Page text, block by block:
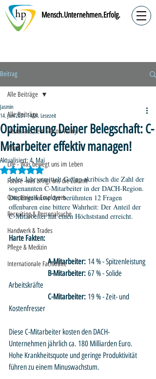
Mensch.Unternehmen.Erfolg.
Beitrag
Alle Beiträge
Neues aus dem Silicon Valley
Work
Life - Was bewegt uns im Leben
Future -was bringt uns die Zukunft
Companies & Employees
Recruiting & Personalsuche
Handwerk & Trades
Pflege & Medizin
Internationale Fachkräfte
Alle Beiträge
Optimierung Deiner Belegschaft: C-
Mitarbeiter effektiv managen!
Jasmin
14. Juni 2024 1 Min. Lesezeit
Aktualisiert:4. Mai
Mit NaN von 5 Sternen bewertet.
Jedes Jahr ermittelt Gallup akribisch die Zahl der
sogenannten C-Mitarbeiter in der DACH-Region.
Die Ergebnisse der berühmten 12 Fragen
offenbaren eine bittere Wahrheit: Der Anteil der
C-Mitarbeiter hat einen Höchststand erreicht.
Harte Fakten:
		A-Mitarbeiter:
14 % - Spitzenleistung
		B-Mitarbeiter:
67 % - Solide
Arbeitskräfte
		C-Mitarbeiter:
19 % - Zeit- und
Kostenfresser
Diese C-Mitarbeiter kosten den DACH-
Unternehmen jährlich ca. 180 Milliarden Euro.
Hohe Krankheitsquote und geringe Produktivität
führen zu einem Minuswachstum.